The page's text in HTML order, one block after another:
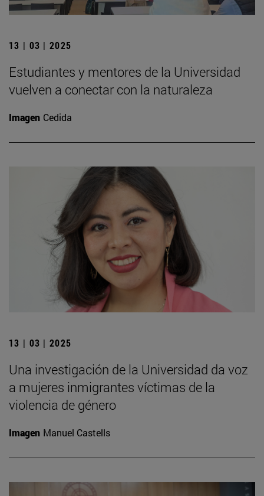
13 | 03 | 2025
Estudiantes y mentores de la Universidad
vuelven a conectar con la naturaleza
Imagen Cedida
13 | 03 | 2025
Una investigación de la Universidad da voz
a mujeres inmigrantes víctimas de la
violencia de género
Imagen Manuel Castells